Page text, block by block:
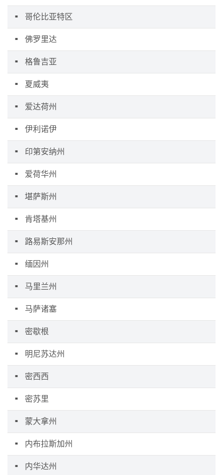
哥伦比亚特区
佛罗里达
格鲁吉亚
夏威夷
爱达荷州
伊利诺伊
印第安纳州
爱荷华州
堪萨斯州
肯塔基州
路易斯安那州
缅因州
马里兰州
马萨诸塞
密歇根
明尼苏达州
密西西
密苏里
蒙大拿州
内布拉斯加州
内华达州